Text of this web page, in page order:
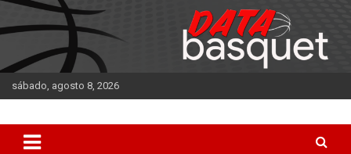
Saltar
al
contenido
sábado, agosto 8, 2026
DATA Basquet